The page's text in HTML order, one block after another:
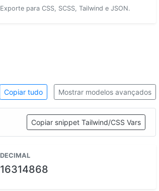
Exporte para CSS, SCSS, Tailwind e JSON.
Copiar tudo Mostrar modelos avançados
Copiar snippet Tailwind/CSS Vars
DECIMAL
16314868